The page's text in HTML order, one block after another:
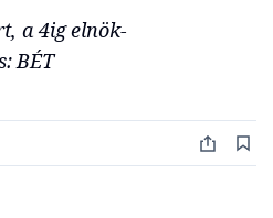
a 4ig elnök-
BÉT